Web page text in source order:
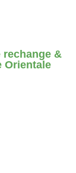
rechange &
Orientale